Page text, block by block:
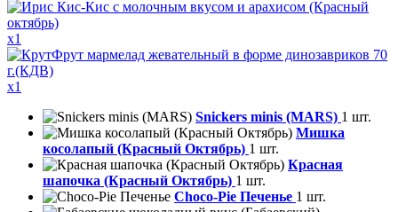
x1
x1
Snickers minis (MARS) 1 шт.
Мишка
косолапый (Красный Октябрь) 1 шт.
Красная
шапочка (Красный Октябрь) 1 шт.
Choco-Pie Печенье 1 шт.